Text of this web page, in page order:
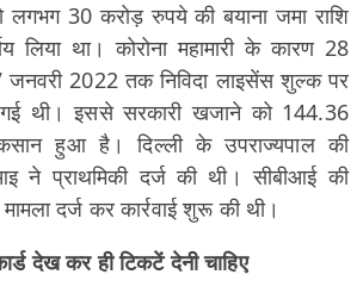
लगभग 30 करोड़ रुपये की बयाना जमा राशि
लिया था। कोरोना महामारी के कारण 28
2022 तक निविदा लाइसेंस शुल्क पर
थी। इससे सरकारी खजाने को 144.36
हुआ है। दिल्ली के उपराज्यपाल की
ने प्राथमिकी दर्ज की थी। सीबीआई की
दर्ज कर कार्रवाई शुरू की थी।
देख कर ही टिकटें देनी चाहिए